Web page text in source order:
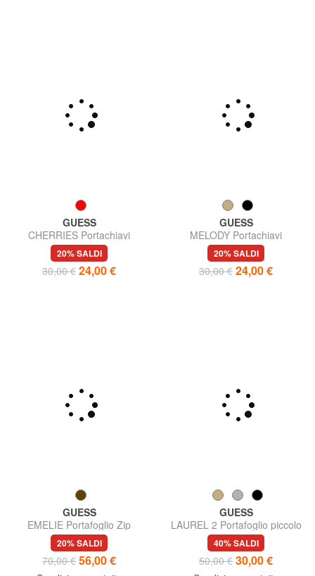
GUESS
CHERRIES Portachiavi
20% SALDI
GUESS
MELODY Portachiavi
20% SALDI
GUESS
EMELIE Portafoglio Zip
Around
20% SALDI
GUESS
LAUREL 2 Portafoglio piccolo
zip around
40% SALDI